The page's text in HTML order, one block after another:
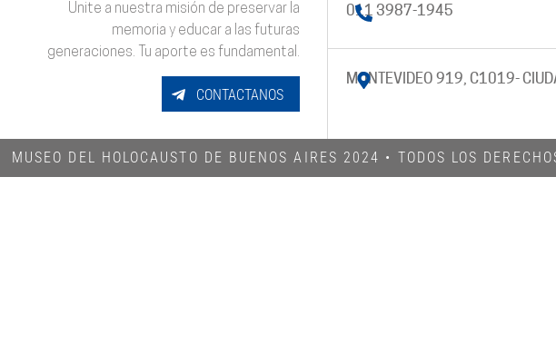
Unite a nuestra misión de preservar la
memoria y educar a las futuras
generaciones. Tu aporte es fundamental.
CONTACTANOS
011 3987-1945
MONTEVIDEO 919, C1019-
MUSEO DEL HOLOCAUSTO DE BUENOS AIRES 2024​ • TODOS LOS